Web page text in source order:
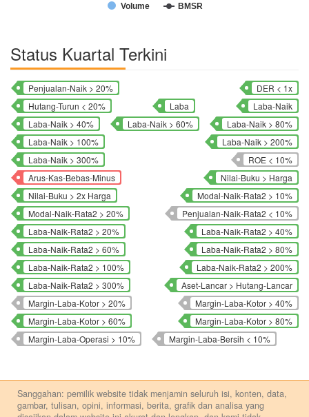
Volume BMSR
Status Kuartal Terkini
Penjualan-Naik > 20%
DER < 1x
Hutang-Turun < 20%
Laba
Laba-Naik
Laba-Naik > 40%
Laba-Naik > 60%
Laba-Naik > 80%
Laba-Naik > 100%
Laba-Naik > 200%
Laba-Naik > 300%
ROE < 10%
Arus-Kas-Bebas-Minus
Nilai-Buku > Harga
Nilai-Buku > 2x Harga
Modal-Naik-Rata2 > 10%
Modal-Naik-Rata2 > 20%
Penjualan-Naik-Rata2 < 10%
Laba-Naik-Rata2 > 20%
Laba-Naik-Rata2 > 40%
Laba-Naik-Rata2 > 60%
Laba-Naik-Rata2 > 80%
Laba-Naik-Rata2 > 100%
Laba-Naik-Rata2 > 200%
Laba-Naik-Rata2 > 300%
Aset-Lancar > Hutang-Lancar
Margin-Laba-Kotor > 20%
Margin-Laba-Kotor > 40%
Margin-Laba-Kotor > 60%
Margin-Laba-Kotor > 80%
Margin-Laba-Operasi > 10%
Margin-Laba-Bersih < 10%
Sanggahan: pemilik website tidak menjamin seluruh isi, konten, data,
gambar, tulisan, opini, informasi, berita, grafik dan analisa yang